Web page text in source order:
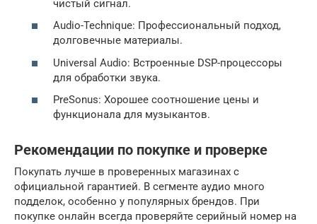
чистый сигнал.
Audio-Technique: Профессиональный подход,
долговечные материалы.
Universal Audio: Встроенные DSP-процессоры
для обработки звука.
PreSonus: Хорошее соотношение цены и
функционала для музыкантов.
Рекомендации по покупке и проверке
Покупать лучше в проверенных магазинах с
официальной гарантией. В сегменте аудио много
подделок, особенно у популярных брендов. При
покупке онлайн всегда проверяйте серийный номер на